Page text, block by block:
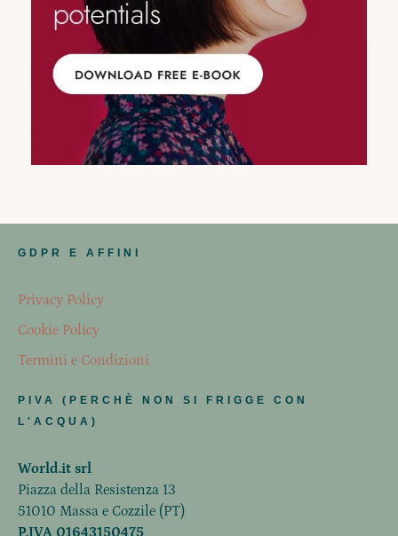
GDPR E AFFINI
Privacy Policy
Cookie Policy
Termini e Condizioni
PIVA (PERCHÈ NON SI FRIGGE CON
L'ACQUA)
World.it srl
Piazza della Resistenza 13
51010 Massa e Cozzile (PT)
P.IVA 01643150475